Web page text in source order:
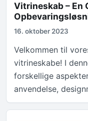
Vitrineskab – En
16. oktober 2023
Velkommen til
vitrineskabe! I
forskellige
anvendelse,